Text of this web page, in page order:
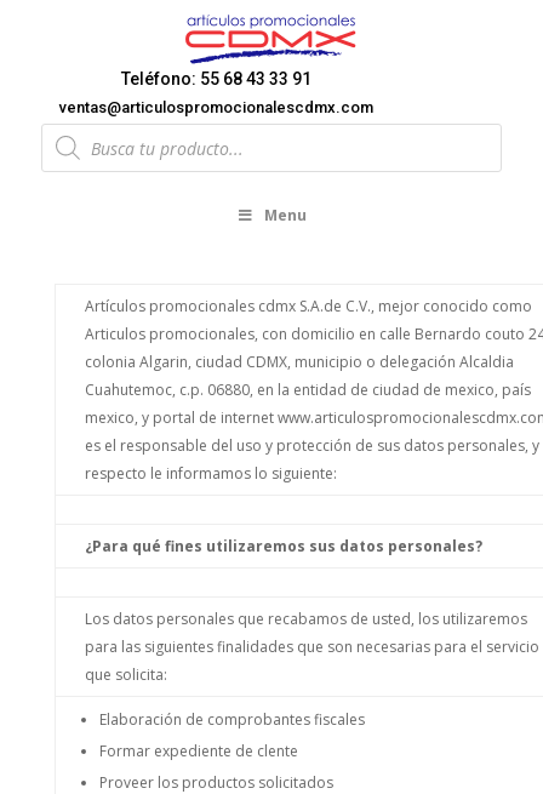
Teléfono: 55 68 43 33 91
ventas@articulospromocionalescdmx.com
Products
search
Menu
Artículos promocionales cdmx S.A.de C.V., mejor conocido como
Articulos promocionales, con domicilio en calle Bernardo couto
colonia Algarin, ciudad CDMX, municipio o delegación Alcaldia
Cuahutemoc, c.p. 06880, en la entidad de ciudad de mexico, país
mexico, y portal de internet
es el responsable del uso y protección de sus datos personales, y
respecto le informamos lo siguiente:
¿Para qué fines utilizaremos sus datos personales?
Los datos personales que recabamos de usted, los utilizaremos
para las siguientes finalidades que son necesarias para el servicio
que solicita:
Elaboración de comprobantes fiscales
Formar expediente de clente
Proveer los productos solicitados